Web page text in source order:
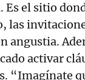
el sitio
las
angustia.
activar
“Imagínate